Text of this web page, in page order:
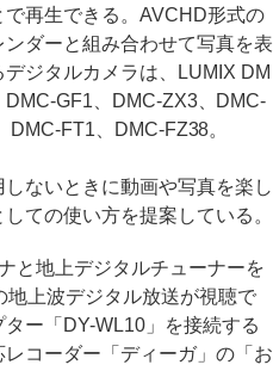
再生できる。AVCHD形式の
ダーと組み合わせて写真を表
ジタルカメラは、LUMIX DM
GF1、DMC-ZX3、DMC-
FT1、DMC-FZ38。
ないときに動画や写真を楽し
ての使い方を提案している。
と地上デジタルチューナーを
上波デジタル放送が視聴で
ー「DY-WL10」を接続する
コーダー「ディーガ」の「お